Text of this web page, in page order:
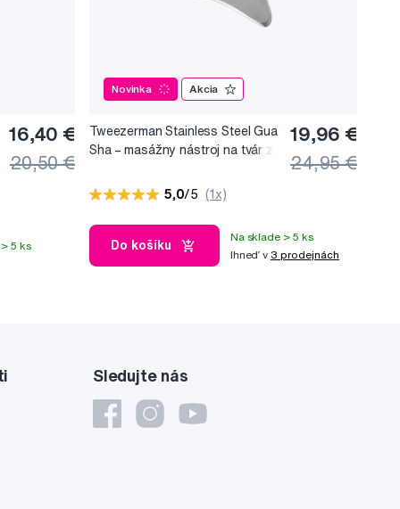
16,40 €
20,50 €
5 ks
Novinka Akcia
Tweezerman Stainless Steel Gua
Sha –⁠⁠⁠⁠⁠⁠ masážny nástroj na tvár z
19,96 €
24,95 €
5,0/5 (1x)
Do košíku
Na sklade > 5 ks
Ihneď v 3 prodejnách
Sledujte nás